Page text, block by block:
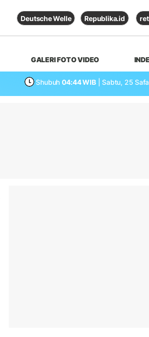
Deutsche Welle Republika.id
GALERI FOTO VIDEO
Shubuh 04:44 WIB | Sabtu, 25